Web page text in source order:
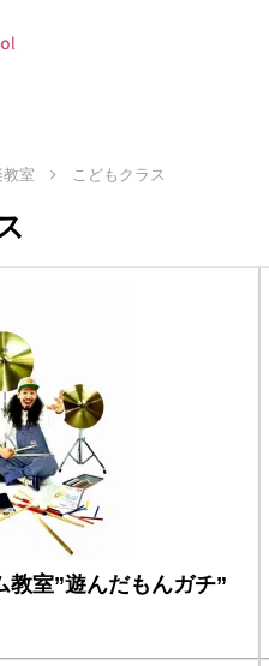
室 こどもクラス
教室”遊んだもんガチ”